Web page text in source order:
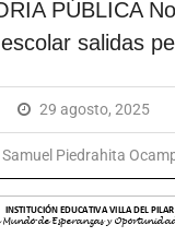
PÚBLICA
salidas
29 agosto, 2025
Samuel Piedrahita